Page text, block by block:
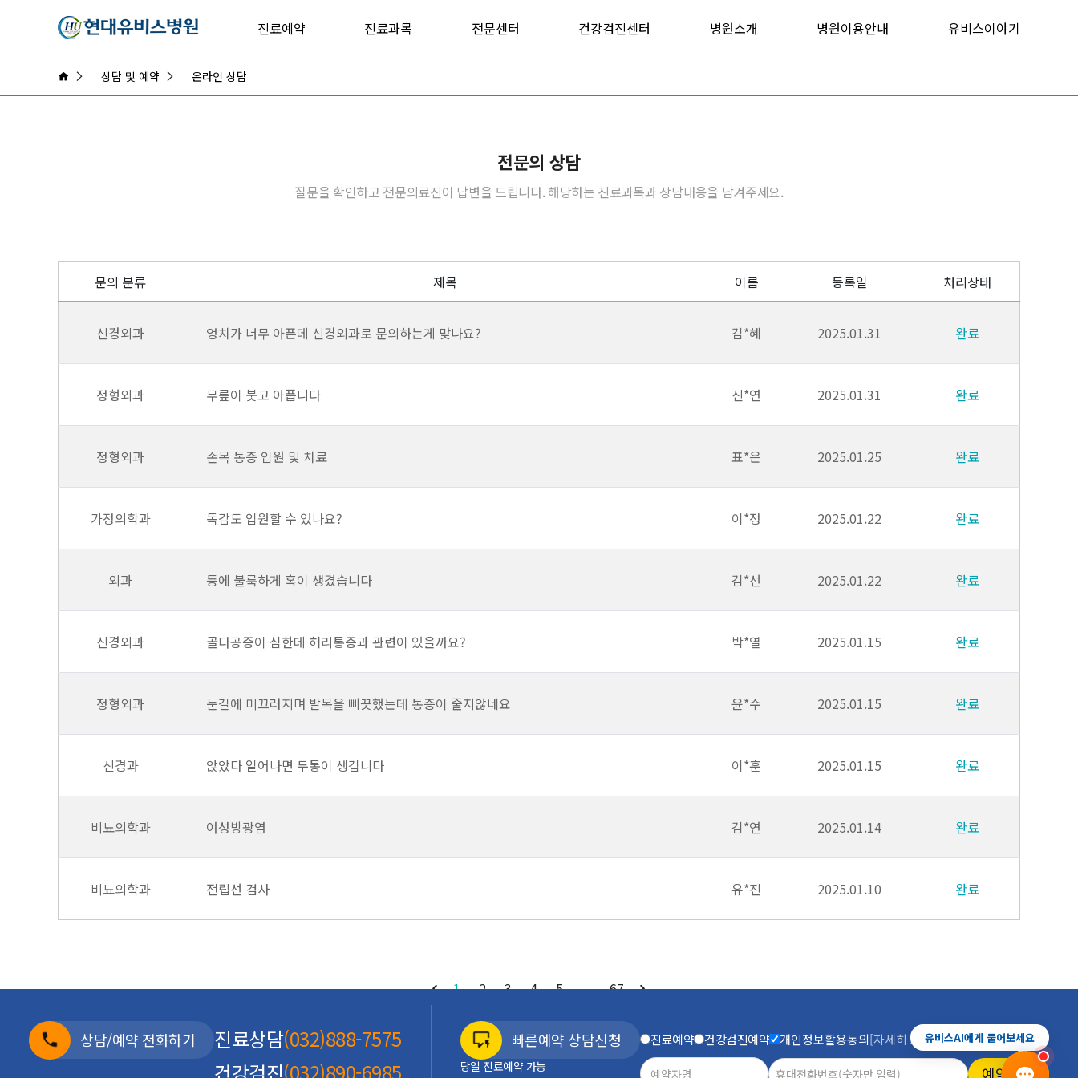
진료예약 진료과목 전문센터 건강검진센터 병원소개 병원이용안내 유비스이야기
상담 및 예약 온라인 상담
전문의 상담
질문을 확인하고 전문의료진이 답변을 드립니다. 해당하는 진료과목과 상담내용을 남겨주세요.
문의 분류 제목 이름 등록일 처리상태
신경외과 엉치가 너무 아픈데 신경외과로 문의하는게 맞나요? 김*혜 2025.01.31 완료
정형외과 무릎이 붓고 아픕니다 신*연 2025.01.31 완료
정형외과 손목 통증 입원 및 치료 표*은 2025.01.25 완료
가정의학과 독감도 입원할 수 있나요? 이*정 2025.01.22 완료
외과 등에 불룩하게 혹이 생겼습니다 김*선 2025.01.22 완료
신경외과 골다공증이 심한데 허리통증과 관련이 있을까요? 박*열 2025.01.15 완료
정형외과 눈길에 미끄러지며 발목을 삐끗했는데 통증이 줄지않네요 윤*수 2025.01.15 완료
신경과 앉았다 일어나면 두통이 생깁니다 이*훈 2025.01.15 완료
비뇨의학과 여성방광염 김*연 2025.01.14 완료
비뇨의학과 전립선 검사 유*진 2025.01.10 완료
1 2 3 4 5 ... 67
상담하기
상담/예약 전화하기 진료상담(032)888-7575
건강검진(032)890-6985
빠른예약 상담신청
당일 진료예약 가능
진료예약 건강검진예약 개인정보활용동의[자세히 보기]
예약하기
유비스AI에게 물어보세요